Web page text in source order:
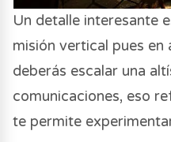
Un detalle interesante
misión vertical pues en
deberás escalar una
comunicaciones, eso
te permite